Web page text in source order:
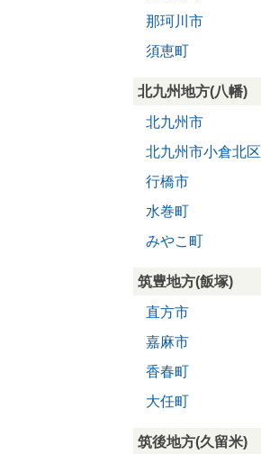
那珂川市
須恵町
北九州地方(八幡)
北九州市
北九州市小倉北区
行橋市
水巻町
みやこ町
筑豊地方(飯塚)
直方市
嘉麻市
香春町
大任町
筑後地方(久留米)